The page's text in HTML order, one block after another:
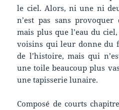
le ciel. Alors, ni une ni
n’est pas sans provoquer
mais plus que l’eau du
voisins qui leur donne du
de l’histoire, mais qui
une toile beaucoup plus
une tapisserie lunaire.
Composé de courts